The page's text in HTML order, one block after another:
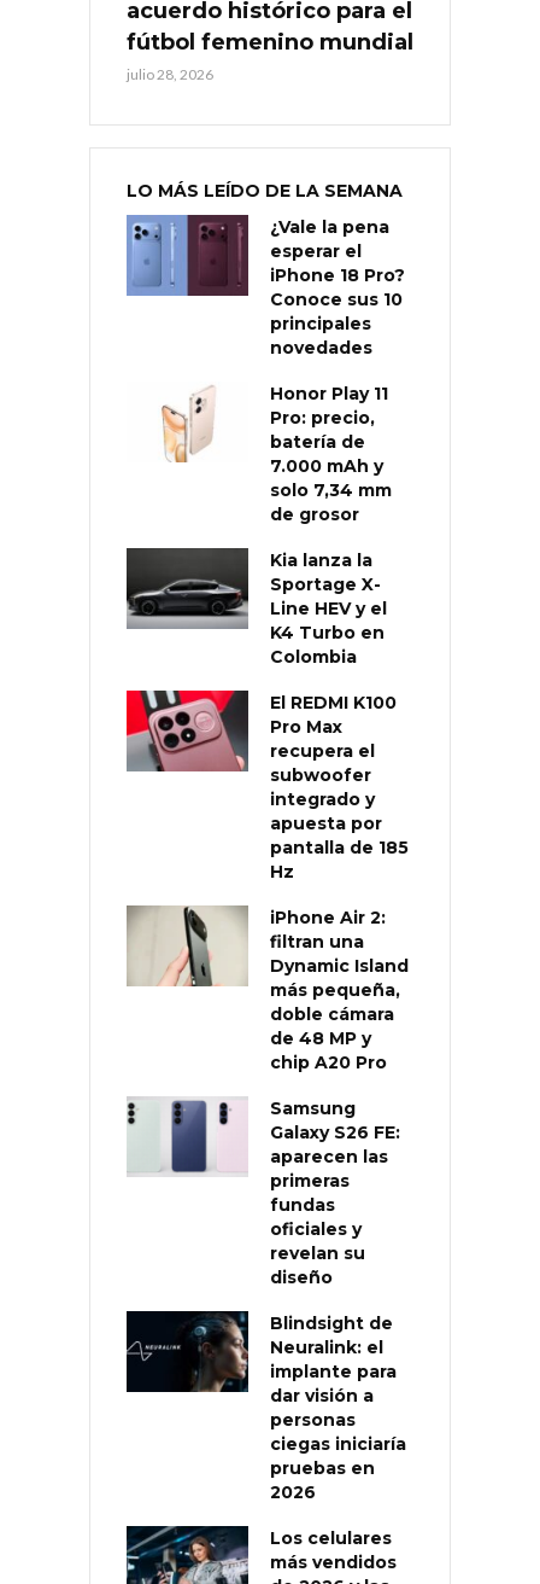
acuerdo histórico para el
fútbol femenino mundial
julio 28, 2026
LO MÁS LEÍDO DE LA SEMANA
¿Vale la pena
esperar el
iPhone 18 Pro?
Conoce sus 10
principales
novedades
Honor Play 11
Pro: precio,
batería de
7.000 mAh y
solo 7,34 mm
de grosor
Kia lanza la
Sportage X-
Line HEV y el
K4 Turbo en
Colombia
El REDMI K100
Pro Max
recupera el
subwoofer
integrado y
apuesta por
pantalla de 185
Hz
iPhone Air 2:
filtran una
Dynamic Island
más pequeña,
doble cámara
de 48 MP y
chip A20 Pro
Samsung
Galaxy S26 FE:
aparecen las
primeras
fundas
oficiales y
revelan su
diseño
Blindsight de
Neuralink: el
implante para
dar visión a
personas
ciegas iniciaría
pruebas en
2026
Los celulares
más vendidos